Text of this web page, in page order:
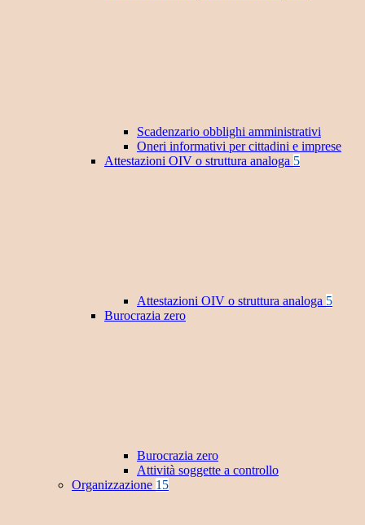
Scadenzario obblighi amministrativi
Oneri informativi per cittadini e imprese
Attestazioni OIV o struttura analoga 5
Attestazioni OIV o struttura analoga 5
Burocrazia zero
Burocrazia zero
Attività soggette a controllo
Organizzazione 15